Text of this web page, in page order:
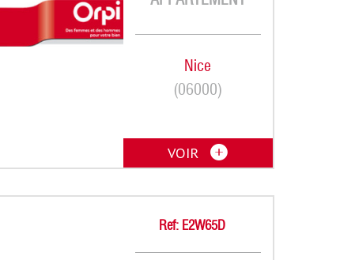
Nice
(06000)
VOIR
Ref: E2W65D